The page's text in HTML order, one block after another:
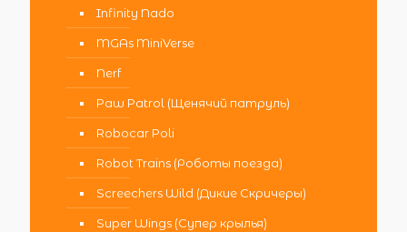
Infinity Nado
MGAs MiniVerse
Nerf
Paw Patrol (Щенячий патруль)
Robocar Poli
Robot Trains (Роботы поезда)
Screechers Wild (Дикие Скричеры)
Super Wings (Супер крылья)